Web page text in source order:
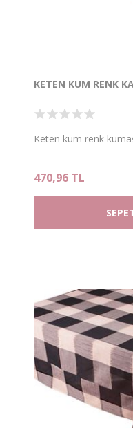
KETEN KUM RENK
Keten kum renk
470,96 TL